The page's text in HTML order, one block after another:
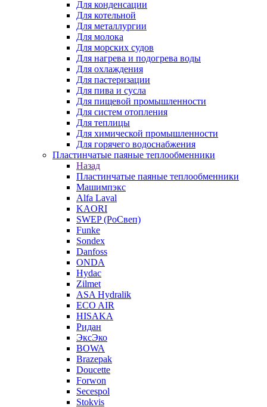
Для конденсации
Для котельной
Для металлургии
Для молока
Для морских судов
Для нагрева и подогрева воды
Для охлаждения
Для пастеризации
Для пива и сусла
Для пищевой промышленности
Для систем отопления
Для теплицы
Для химической промышленности
Для горячего водоснабжения
Пластинчатые паяные теплообменники
Назад
Пластинчатые паяные теплообменники
Машимпэкс
Alfa Laval
KAORI
SWEP (РоСвеп)
Funke
Sondex
Danfoss
ONDA
Hydac
Zilmet
ASA Hydralik
ECO AIR
HISAKA
Ридан
ЭксЭко
BOWA
Brazepak
Doucette
Forwon
Secespol
Stokvis